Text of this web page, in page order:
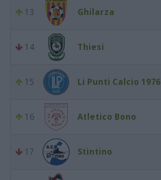
13 Ghilarza
14 Thiesi
15 Li Punti Calcio 1976
16 Atletico Bono
17 Stintino